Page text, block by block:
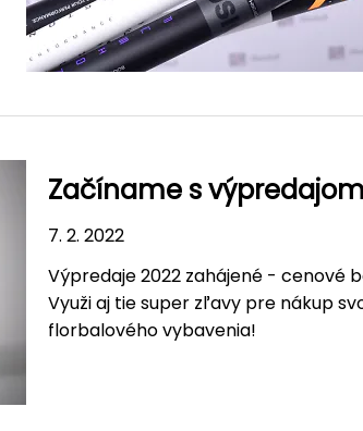
Začíname s
7. 2. 2022
Výpredaje 2022 zahájené - cenové
Využi aj tie super zľavy pre nákup
florbalového vybavenia!